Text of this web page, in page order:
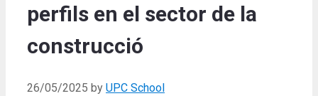
perfils en el sector de la
construcció
26/05/2025 by UPC School